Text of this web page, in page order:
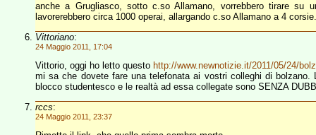
anche a Grugliasco, sotto c.so Allamano, vorrebbero tirare
lavorerebbero circa 1000 operai, allargando c.so Allamano a 4
Vittoriano:
24 Maggio 2011, 17:04
Vittorio, oggi ho letto questo http://www.newnotizie.it/2011/05/24/
mi sa che dovete fare una telefonata ai vostri colleghi di bolzano.
blocco studentesco e le realtà ad essa collegate sono SENZA
rccs:
24 Maggio 2011, 23:37